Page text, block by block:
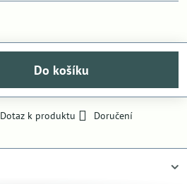
Do košíku
Dotaz k produktu Doručení